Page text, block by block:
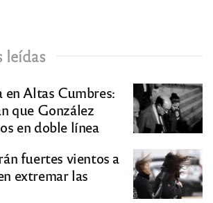
leídas
en Altas Cumbres:
que González
en doble línea
fuertes vientos a
extremar las